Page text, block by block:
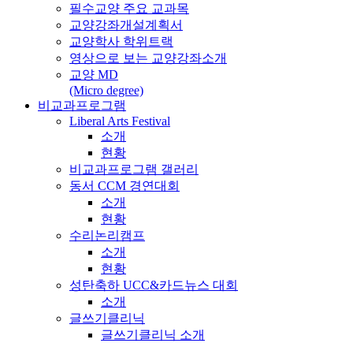
필수교양 주요 교과목
교양강좌개설계획서
교양학사 학위트랙
영상으로 보는 교양강좌소개
교양 MD
(Micro degree)
비교과프로그램
Liberal Arts Festival
소개
현황
비교과프로그램 갤러리
동서 CCM 경연대회
소개
현황
수리논리캠프
소개
현황
성탄축하 UCC&카드뉴스 대회
소개
글쓰기클리닉
글쓰기클리닉 소개